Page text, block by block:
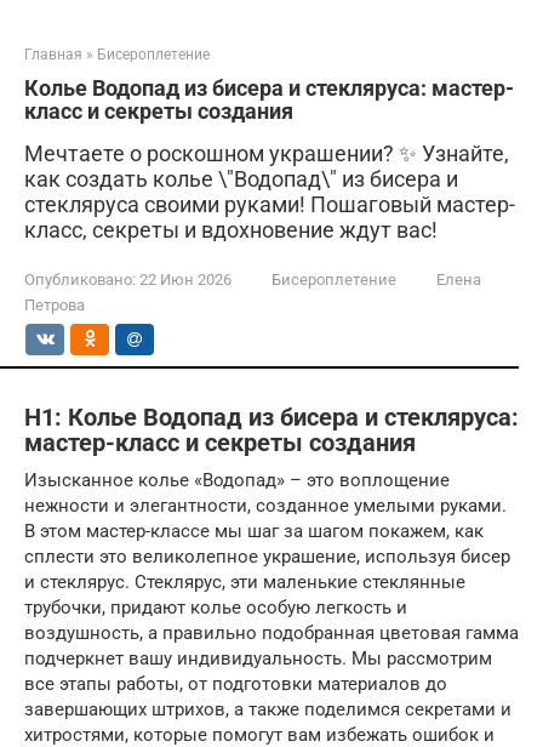
Главная » Бисероплетение
Колье Водопад из бисера и стекляруса: мастер-
класс и секреты создания
Мечтаете о роскошном украшении? ✨ Узнайте,
как создать колье \"Водопад\" из бисера и
стекляруса своими руками! Пошаговый мастер-
класс, секреты и вдохновение ждут вас!
Опубликовано: 22 Июн 2026 Бисероплетение
Елена
Петрова
H1: Колье Водопад из бисера и стекляруса:
мастер-класс и секреты создания
Изысканное колье «Водопад» – это воплощение
нежности и элегантности, созданное умелыми руками.
В этом мастер-классе мы шаг за шагом покажем, как
сплести это великолепное украшение, используя бисер
и стеклярус. Стеклярус, эти маленькие стеклянные
трубочки, придают колье особую легкость и
воздушность, а правильно подобранная цветовая гамма
подчеркнет вашу индивидуальность. Мы рассмотрим
все этапы работы, от подготовки материалов до
завершающих штрихов, а также поделимся секретами и
хитростями, которые помогут вам избежать ошибок и